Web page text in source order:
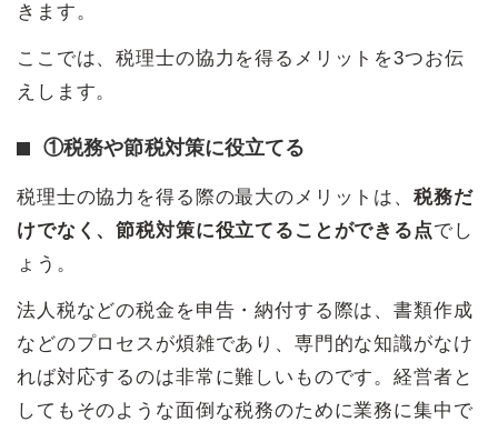
きます。
ここでは、税理士の協力を得るメリットを3つお伝
えします。
①税務や節税対策に役立てる
税理士の協力を得る際の最大のメリットは、 税務だ
けでなく、節税対策に役立てることができる点でし
ょう。
法人税などの税金を申告・納付する際は、書類作成
などのプロセスが煩雑であり、専門的な知識がなけ
れば対応するのは非常に難しいものです。経営者と
してもそのような面倒な税務のために業務に集中で